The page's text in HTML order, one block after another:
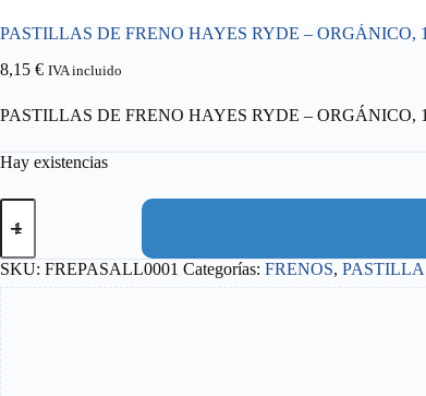
PASTILLAS DE FRENO HAYES RYDE – ORGÁNICO,
8,15 € IVA incluido
PASTILLAS DE FRENO HAYES RYDE – ORGÁNICO,
Hay existencias
PASTILLAS
DE
HAYES
RYDE
-
ORGÁNICO,
1
JUEGO
cantidad
SKU: FREPASALL0001 Categorías: FRENOS,